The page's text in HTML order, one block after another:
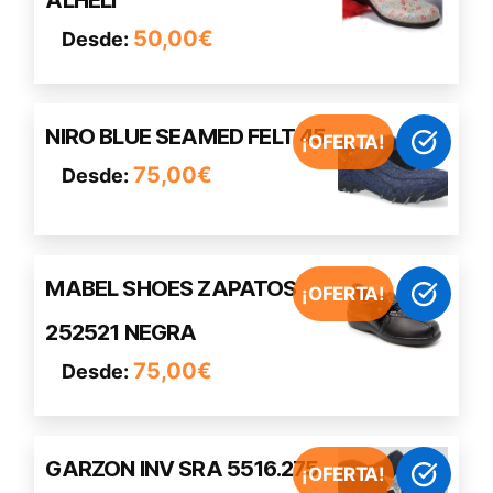
Desde: 50,00€
múltiples
Las
se
pueden
página
producto
¡OFERTA!
NIRO BLUE SEAMED FELT 45
Desde:75,00€
Este
tiene
variantes.
opciones
se
pueden
elegir
página
¡OFERTA!
MABEL SHOES ZAPATOS
252521 NEGRA
Desde:75,00€
Este
tiene
múltiples
Las
se
¡OFERTA!
GARZON INV SRA 5516.275
Este